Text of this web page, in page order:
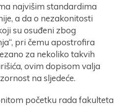
najvišim standardima
a da o nezakonitosti
su osuđeni zbog
pri čemu apostrofira
za nekoliko takvih
ovim dopisom valja
na sljedeće.
početku rada fakulteta